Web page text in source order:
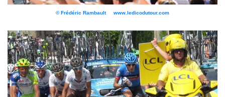
© Frédéric Rambault www.ledicodutour.com